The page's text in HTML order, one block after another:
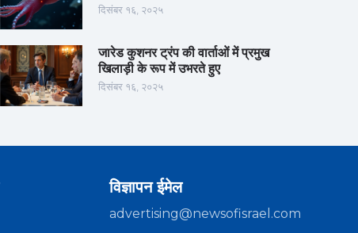
दिसंबर १६, २०२५
जारेड कुशनर ट्रंप की वार्ताओं में प्रमुख
खिलाड़ी के रूप में उभरते हुए
दिसंबर १६, २०२५
विज्ञापन ईमेल
advertising@newsofisrael.com